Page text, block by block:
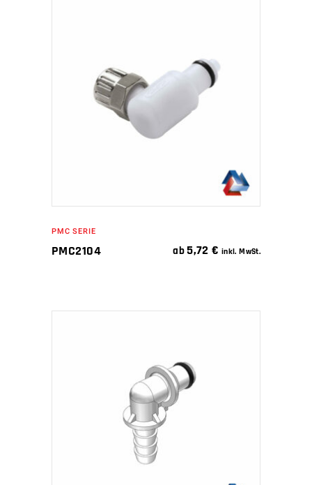
IN DEN WARENKORB
PMC SERIE
PMC2104 ab5,72€ inkl. MwSt.
IN DEN WARENKORB